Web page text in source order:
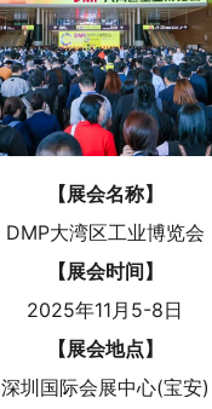
【展会名称】
DMP大湾区工业博览会
【展会时间】
2025年11月5-8日
【展会地点】
深圳国际会展中心(宝安)